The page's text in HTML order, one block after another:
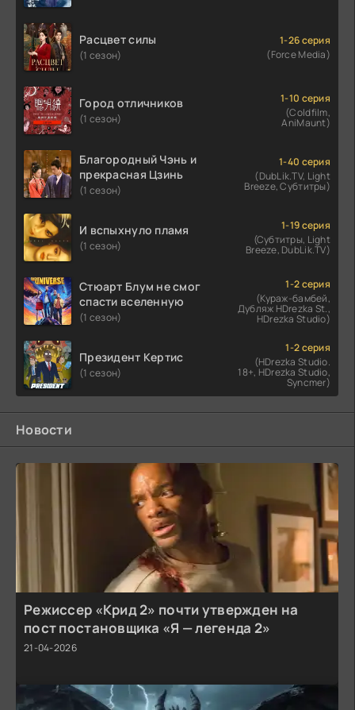
Расцвет силы
(1 сезон)
1-26 серия
(Force Media)
Город отличников
(1 сезон)
1-10 серия
(Coldfilm,
AniMaunt)
Благородный Чэнь и
прекрасная Цзинь
(1 сезон)
1-40 серия
(DubLik.TV, Light
Breeze, Субтитры)
И вспыхнуло пламя
(1 сезон)
1-19 серия
(Субтитры, Light
Breeze, DubLik.TV)
Стюарт Блум не смог
спасти вселенную
(1 сезон)
1-2 серия
(Кураж-бамбей,
Дубляж HDrezka St.,
HDrezka Studio)
Президент Кертис
(1 сезон)
1-2 серия
(HDrezka Studio.
18+, HDrezka Studio,
Syncmer)
Новости
Режиссер «Крид 2» почти утвержден на
пост постановщика «Я — легенда 2»
21-04-2026